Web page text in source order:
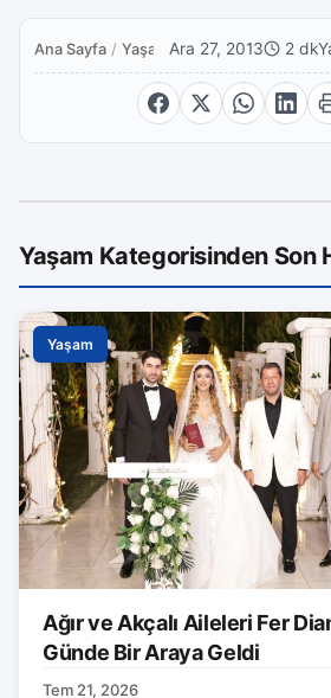
Ana Sayfa / Yaşam Ara 27, 2013 2 dk
Yaşam Kategorisinden Son
Yaşam
Ağır ve Akçalı Aileleri Fer
Günde Bir Araya Geldi
Tem 21, 2026